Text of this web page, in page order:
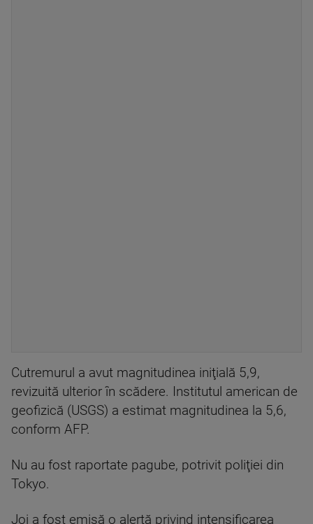
Cutremurul a avut magnitudinea iniţială 5,9,
revizuită ulterior în scădere. Institutul american de
geofizică (USGS) a estimat magnitudinea la 5,6,
conform AFP.
Nu au fost raportate pagube, potrivit poliţiei din
Tokyo.
Joi a fost emisă o alertă privind intensificarea